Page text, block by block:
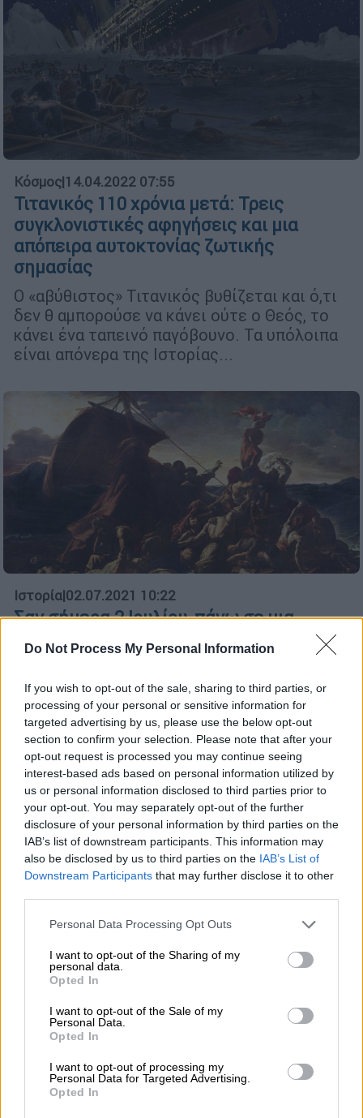
Do Not Process My Personal Information
If you wish to opt-out of the sale, sharing to third parties, or
processing of your personal or sensitive information for
targeted advertising by us, please use the below opt-out
section to confirm your selection. Please note that after your
opt-out request is processed you may continue seeing
interest-based ads based on personal information utilized by
us or personal information disclosed to third parties prior to
your opt-out. You may separately opt-out of the further
disclosure of your personal information by third parties on the
IAB’s list of downstream participants. This information may
also be disclosed by us to third parties on the IAB’s List of
Downstream Participants that may further disclose it to other
Please note that this website/app uses one or more Google
not limited to your visit or usage behaviour. You may click to
grant or deny consent to Google and its third-party tags to
use your data for below specified purposes in below Google
consent section.
Personal Data Processing Opt Outs
I want to opt-out of the Sharing of my
personal data.
Opted In
I want to opt-out of the Sale of my
Personal Data.
Opted In
I want to opt-out of processing my
Personal Data for Targeted Advertising.
Opted In
Κόσμος|14.04.2022 07:55
Τιτανικός 110 χρόνια μετά: Τρεις
συγκλονιστικές αφηγήσεις και μια
απόπειρα αυτοκτονίας ζωτικής
σημασίας
Ο «αβύθιστος» Τιτανικός βυθίζεται και ό,τι
δεν θ αμπορούσε να κάνει ούτε ο Θεός, το
κάνει ένα ταπεινό παγόβουνο. Τα υπόλοιπα
είναι απόνερα της Ιστορίας...
Ιστορία|02.07.2021 10:22
Σαν σήμερα 2 Ιουλίου, πάνω σε μια
σχεδία διαδραματίζονται σκηνές
κόλασης για τους ναυαγούς της
«Μέδουσας»
2 Ιουλίου του 1817 και το ναυάγιο της
«Μέδουσας» έμεινε στην Ιστορία για την
τραγωδία που βίωσαν οι λιγοστοί που
επέζησαν σε μια σχεδία, όπου
διαδραματίστηκαν σκηνές κόλασης.
Κόσμος|12.03.2019 23:35
φορούσε τζιν παντελόνι
Το ιστιοπλοϊκό κόπηκε στη μέση και